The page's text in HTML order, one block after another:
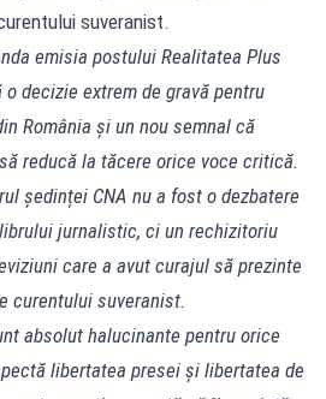
suveranist.
emisia postului Realitatea Plus
decizie extrem de gravă pentru
România și un nou semnal că
reducă la tăcere orice voce critică.
ședinței CNA nu a fost o dezbatere
jurnalistic, ci un rechizitoriu
care a avut curajul să prezinte
curentului suveranist.
absolut halucinante pentru orice
libertatea presei și libertatea de